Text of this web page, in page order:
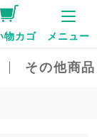
その他商
物カゴ メニュー